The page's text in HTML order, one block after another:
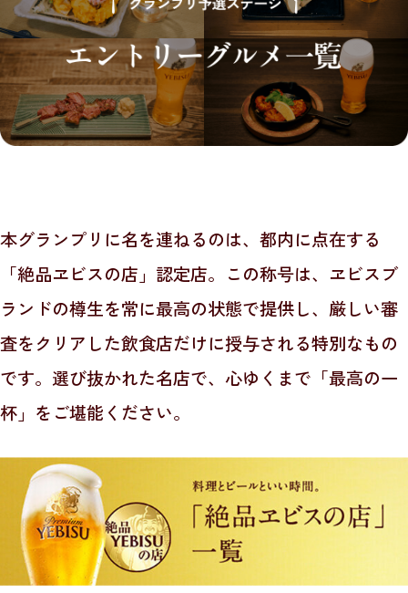
本グランプリに名を連ねるのは、都内に点在する
「絶品ヱビスの店」認定店。 この称号は、ヱビスブ
ランドの樽生を常に最高の状態で提供し、 厳しい審
査をクリアした飲食店だけに授与される特別なもの
です。 選び抜かれた名店で、心ゆくまで「最高の一
杯」をご堪能ください。